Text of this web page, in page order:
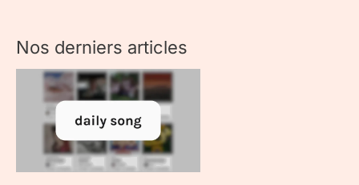
Nos derniers articles